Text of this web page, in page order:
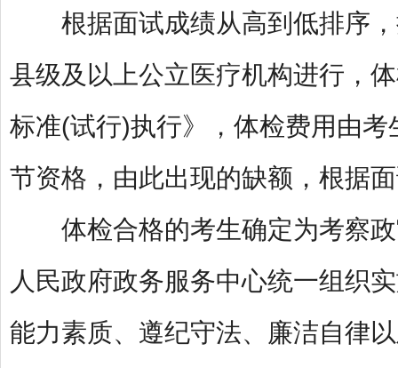
根据面试成绩从高到低排序，
县级及以上公立医疗机构进行，
标准(试行)执行》，体检费用由
节资格，由此出现的缺额，根据
体检合格的考生确定为考察政
人民政府政务服务中心统一组织
能力素质、遵纪守法、廉洁自律